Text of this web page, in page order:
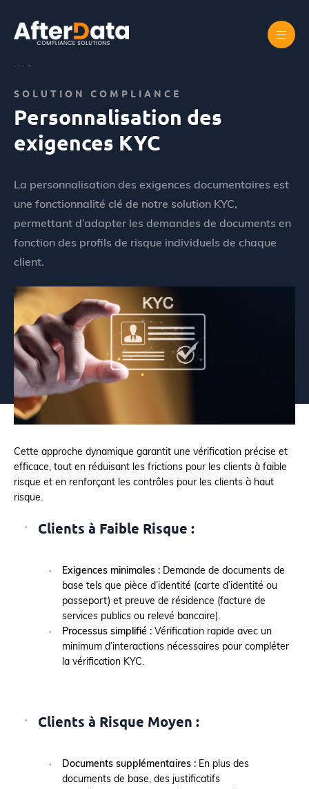
content
Personnalisation des exigences
KYC
SOLUTION COMPLIANCE
Personnalisation des
exigences KYC
La personnalisation des exigences documentaires est
une fonctionnalité clé de notre solution KYC,
permettant d’adapter les demandes de documents en
fonction des profils de risque individuels de chaque
client.
Cette approche dynamique garantit une vérification précise et
efficace, tout en réduisant les frictions pour les clients à faible
risque et en renforçant les contrôles pour les clients à haut
risque.
Clients à Faible Risque :
Exigences minimales : Demande de documents de
base tels que pièce d’identité (carte d’identité ou
passeport) et preuve de résidence (facture de
services publics ou relevé bancaire).
Processus simplifié : Vérification rapide avec un
minimum d’interactions nécessaires pour compléter
la vérification KYC.
Clients à Risque Moyen :
Documents supplémentaires : En plus des
documents de base, des justificatifs